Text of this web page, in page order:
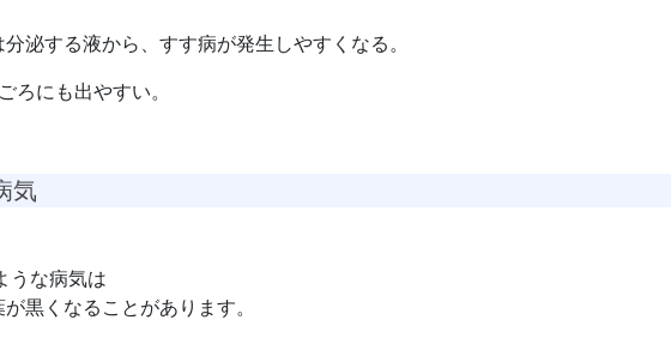
泌する液から、すす病が発生しやすくなる。
ろにも出やすい。
気
うな病気は
黒くなることがあります。